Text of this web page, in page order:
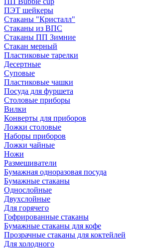
ПЭТ шейкеры
Стаканы "Кристалл"
Стаканы из ВПС
Стаканы ПП Зимние
Стакан мерный
Пластиковые тарелки
Десертные
Суповые
Пластиковые чашки
Посуда для фуршета
Столовые приборы
Вилки
Конверты для приборов
Ложки столовые
Наборы приборов
Ложки чайные
Ножи
Размешиватели
Бумажная одноразовая посуда
Бумажные стаканы
Однослойные
Двухслойные
Для горячего
Гофрированные стаканы
Бумажные стаканы для кофе
Прозрачные стаканы для коктейлей
Для холодного